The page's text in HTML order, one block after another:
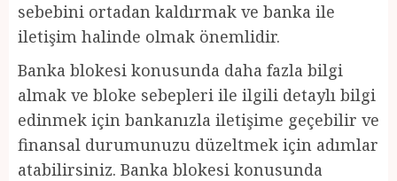
sebebini ortadan kaldırmak ve banka ile
iletişim halinde olmak önemlidir.
Banka blokesi konusunda daha fazla bilgi
almak ve bloke sebepleri ile ilgili detaylı bilgi
edinmek için bankanızla iletişime geçebilir ve
finansal durumunuzu düzeltmek için adımlar
atabilirsiniz. Banka blokesi konusunda